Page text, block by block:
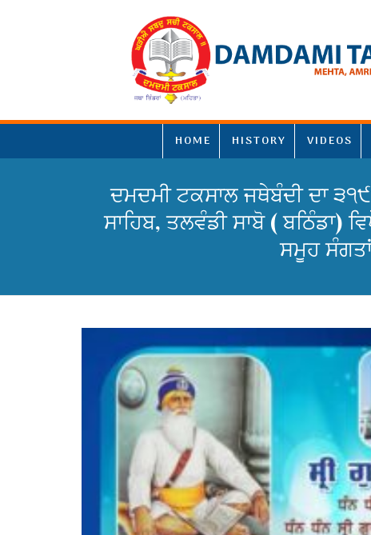
HOME HISTORY VIDEOS
ਦਮਦਮੀ ਟਕਸਾਲ ਜਥੇਬੰਦੀ ਦਾ
ਸਾਹਿਬ, ਤਲਵੰਡੀ ਸਾਬੋ (
ਸਮੂਹ